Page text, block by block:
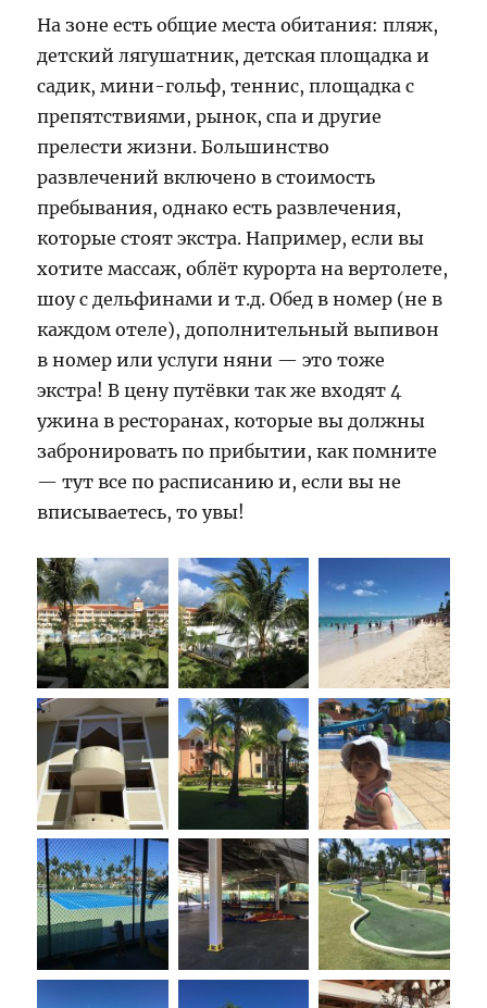
На зоне есть общие места обитания: пляж,
детский лягушатник, детская площадка и
садик, мини-гольф, теннис, площадка с
препятствиями, рынок, спа и другие
прелести жизни. Большинство
развлечений включено в стоимость
пребывания, однако есть развлечения,
которые стоят экстра. Например, если вы
хотите массаж, облёт курорта на вертолете,
шоу с дельфинами и т.д. Обед в номер (не в
каждом отеле), дополнительный выпивон
в номер или услуги няни — это тоже
экстра! В цену путёвки так же входят 4
ужина в ресторанах, которые вы должны
забронировать по прибытии, как помните
— тут все по расписанию и, если вы не
вписываетесь, то увы!